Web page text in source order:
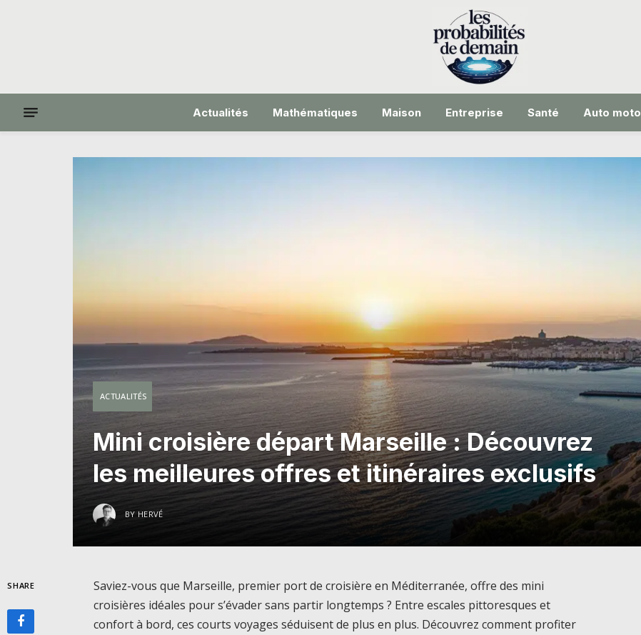
Actualités Mathématiques Maison Entreprise Santé Auto moto
ACTUALITÉS
Mini croisière départ Marseille : Découvrez
les meilleures offres et itinéraires exclusifs
BY HERVÉ
SHARE
Saviez-vous que Marseille, premier port de croisière en Méditerranée, offre des mini
croisières idéales pour s’évader sans partir longtemps ? Entre escales pittoresques et
confort à bord, ces courts voyages séduisent de plus en plus. Découvrez comment profiter